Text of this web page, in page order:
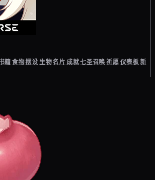
籍食物摆设生物名片成就七圣召唤祈愿仪表板新